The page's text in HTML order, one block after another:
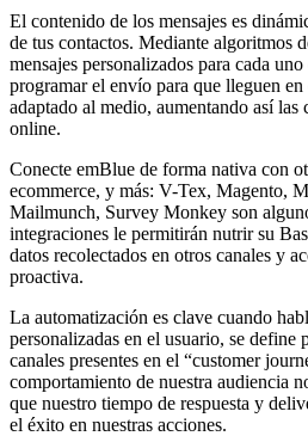
El contenido de los mensajes es
de tus contactos. Mediante algoritmos
mensajes personalizados para cada
programar el envío para que lleguen
adaptado al medio, aumentando así las
online.
Conecte emBlue de forma nativa con
ecommerce, y más: V-Tex, Magento,
Mailmunch, Survey Monkey son
integraciones le permitirán nutrir su
datos recolectados en otros canales y
proactiva.
La automatización es clave cuando
personalizadas en el usuario, se define
canales presentes en el “customer
comportamiento de nuestra audiencia
que nuestro tiempo de respuesta y
el éxito en nuestras acciones.